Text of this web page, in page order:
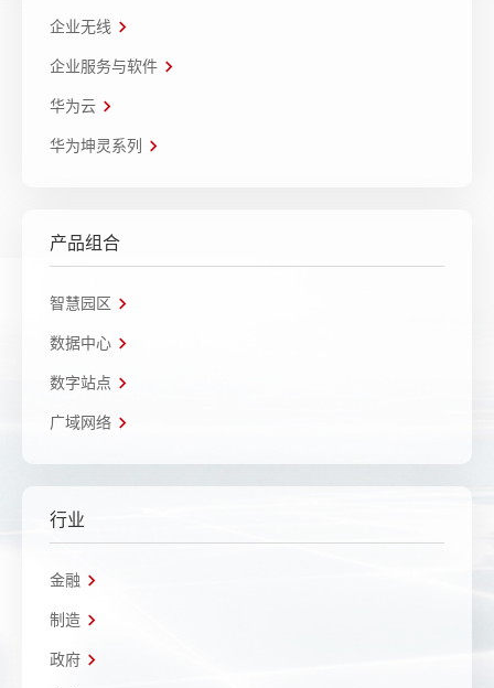
企业无线
企业服务与软件
华为云
华为坤灵系列
产品组合
智慧园区
数据中心
数字站点
广域网络
行业
金融
制造
政府